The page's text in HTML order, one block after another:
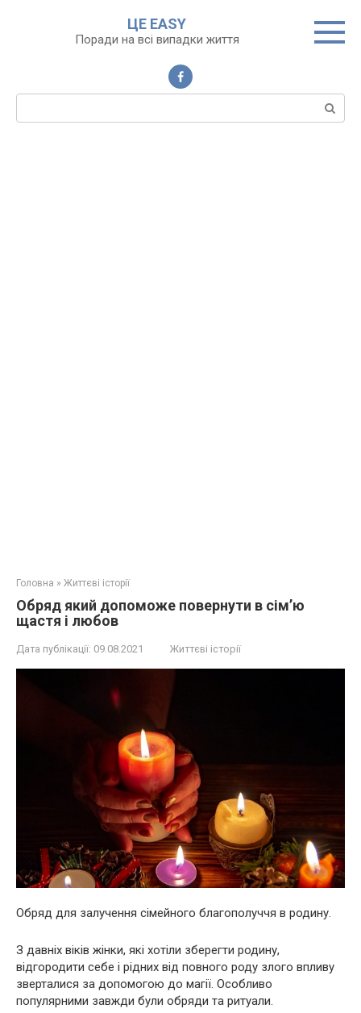
ЦЕ EASY
Поради на всі випадки життя
Пошук:
Головна » Життєві історії
Обряд який допоможе повернути в сім’ю
щастя і любов
Дата публікації: 09.08.2021 Життєві історії
Обряд для залучення сімейного благополуччя в родину.
З давніх віків жінки, які хотіли зберегти родину,
відгородити себе і рідних від повного роду злого впливу
зверталися за допомогою до магії. Особливо
популярними завжди були обряди та ритуали.